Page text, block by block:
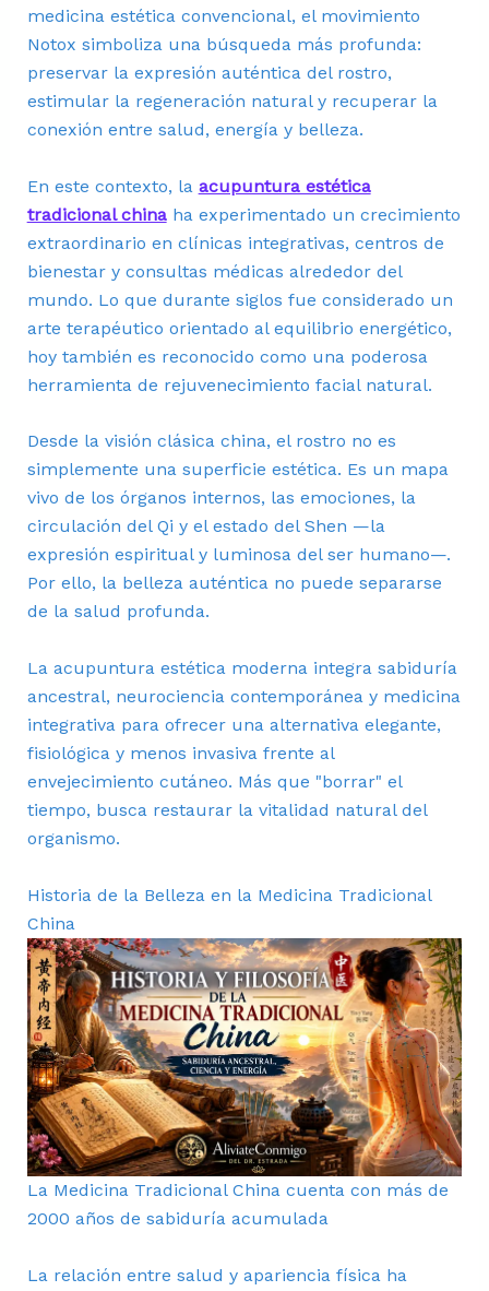
medicina estética convencional, el movimiento
Notox simboliza una búsqueda más profunda:
preservar la expresión auténtica del rostro,
estimular la regeneración natural y recuperar la
conexión entre salud, energía y belleza.
En este contexto, la acupuntura estética
tradicional chinaha experimentado un crecimiento
extraordinario en clínicas integrativas, centros de
bienestar y consultas médicas alrededor del
mundo. Lo que durante siglos fue considerado un
arte terapéutico orientado al equilibrio energético,
hoy también es reconocido como una poderosa
herramienta de rejuvenecimiento facial natural.
Desde la visión clásica china, el rostro no es
simplemente una superficie estética. Es un mapa
vivo de los órganos internos, las emociones, la
circulación del Qi y el estado del Shen —la
expresión espiritual y luminosa del ser humano—.
Por ello, la belleza auténtica no puede separarse
de la salud profunda.
La acupuntura estética moderna integra sabiduría
ancestral, neurociencia contemporánea y medicina
integrativa para ofrecer una alternativa elegante,
fisiológica y menos invasiva frente al
envejecimiento cutáneo. Más que "borrar" el
tiempo, busca restaurar la vitalidad natural del
organismo.
Historia de la Belleza en la Medicina Tradicional
China
La Medicina Tradicional China cuenta con más de
2000 años de sabiduría acumulada
La relación entre salud y apariencia física ha